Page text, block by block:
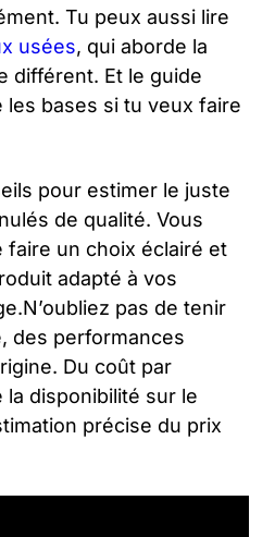
Tu peux aussi lire
usées, qui aborde la
différent. Et le guide
les bases si tu veux faire
pour estimer le juste
de qualité. Vous
faire un choix éclairé et
adapté à vos
pas de tenir
des performances
Du coût par
disponibilité sur le
précise du prix